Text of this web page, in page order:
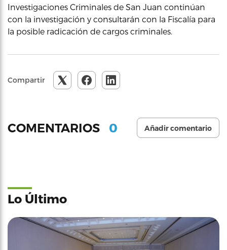
Investigaciones Criminales de San Juan continúan
con la investigación y consultarán con la Fiscalía para
la posible radicación de cargos criminales.
Compartir
COMENTARIOS 0 Añadir comentario
Lo Último